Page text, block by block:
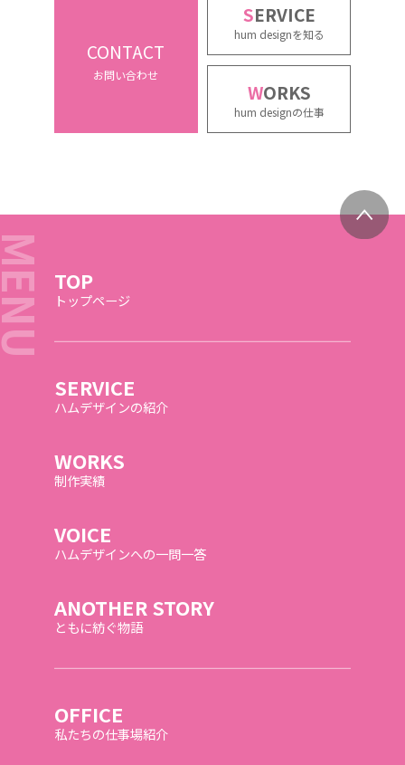
CONTACT
お問い合わせ
SERVICE
hum designを知る
WORKS
hum designの仕事
TOP
トップページ
SERVICE
ハムデザインの紹介
WORKS
制作実績
VOICE
ハムデザインへの一問一答
ANOTHER STORY
ともに紡ぐ物語
OFFICE
私たちの仕事場紹介